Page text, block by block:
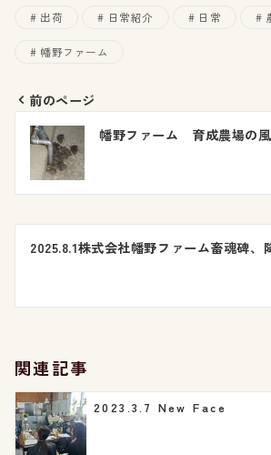
出荷 日常紹介 日常
幡野ファーム
投
稿
ビ
シ
ョ
ン
前のページ
幡野ファーム 育成農場の
2025.8.1株式会社幡野ファーム畜魂碑、
関連記事
2023.3.7 New Face